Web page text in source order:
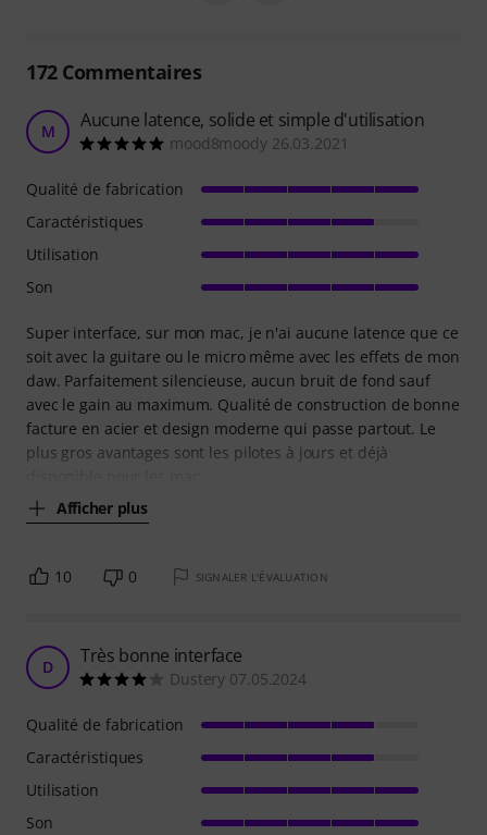
172Commentaires
M Aucune latence, solide et simple d'utilisation
mood8moody 26.03.2021
Super interface, sur mon mac, je n'ai aucune latence que ce
soit avec la guitare ou le micro même avec les effets de mon
daw. Parfaitement silencieuse, aucun bruit de fond sauf
avec le gain au maximum. Qualité de construction de bonne
facture en acier et design moderne qui passe partout. Le
plus gros avantages sont les pilotes à jours et déjà
Afficher plus
Qualité de fabrication
Caractéristiques
Utilisation
Son
10 0 SIGNALER L'ÉVALUATION
D Très bonne interface
Dustery 07.05.2024
Qualité de fabrication
Caractéristiques
Utilisation
Son